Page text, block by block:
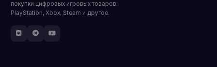
покупки цифровых игровых товаров.
PlayStation, Xbox, Steam и другое.